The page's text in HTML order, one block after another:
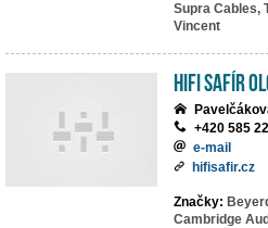
Supra Cables,
Vincent
HiFi Safír
+420 585
e-mail
hifisafir.cz
Značky:
Cambridge